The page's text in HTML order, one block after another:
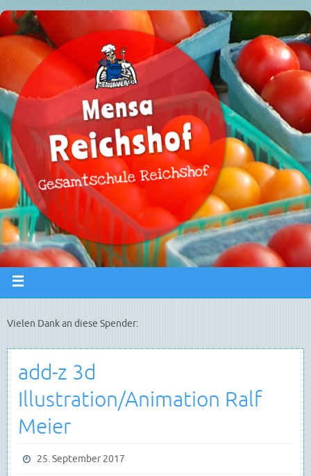
Vielen Dank an diese Spender:
add-z 3d
Illustration/Animation Ralf
Meier
25. September 2017